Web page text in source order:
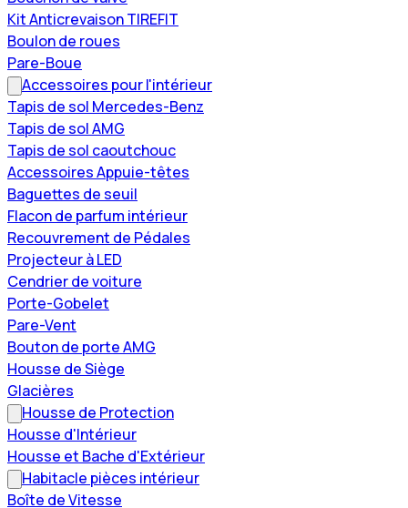
Kit Anticrevaison TIREFIT
Boulon de roues
Pare-Boue
Accessoires pour l'intérieur
Tapis de sol Mercedes-Benz
Tapis de sol AMG
Tapis de sol caoutchouc
Accessoires Appuie-têtes
Baguettes de seuil
Flacon de parfum intérieur
Recouvrement de Pédales
Projecteur à LED
Cendrier de voiture
Porte-Gobelet
Pare-Vent
Bouton de porte AMG
Housse de Siège
Glacières
Housse de Protection
Housse d'Intérieur
Housse et Bache d'Extérieur
Habitacle pièces intérieur
Boîte de Vitesse